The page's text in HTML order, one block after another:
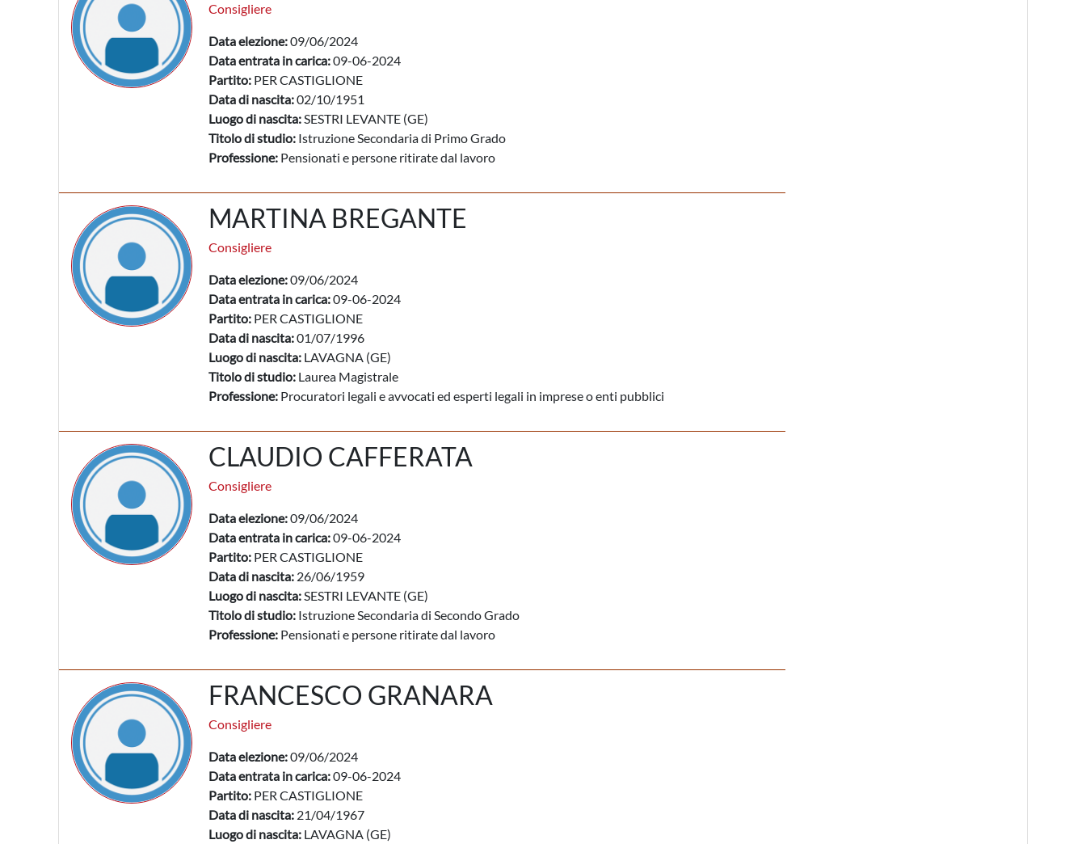
Consigliere
Data elezione:09/06/2024
Data entrata in carica:09-06-2024
Partito: PER CASTIGLIONE
Data di nascita:02/10/1951
Luogo di nascita:SESTRI LEVANTE (GE)
Titolo di studio: Istruzione Secondaria di Primo Grado
Professione: Pensionati e persone ritirate dal lavoro
MARTINA BREGANTE
Consigliere
Data elezione:09/06/2024
Data entrata in carica:09-06-2024
Partito: PER CASTIGLIONE
Data di nascita:01/07/1996
Luogo di nascita: LAVAGNA (GE)
Titolo di studio: Laurea Magistrale
Professione: Procuratori legali e avvocati ed esperti legali in imprese o enti pubblici
CLAUDIO CAFFERATA
Consigliere
Data elezione:09/06/2024
Data entrata in carica:09-06-2024
Partito: PER CASTIGLIONE
Data di nascita: 26/06/1959
Luogo di nascita:SESTRI LEVANTE (GE)
Titolo di studio: Istruzione Secondaria di Secondo Grado
Professione: Pensionati e persone ritirate dal lavoro
FRANCESCO GRANARA
Consigliere
Data elezione:09/06/2024
Data entrata in carica:09-06-2024
Partito: PER CASTIGLIONE
Data di nascita: 21/04/1967
Luogo di nascita: LAVAGNA (GE)